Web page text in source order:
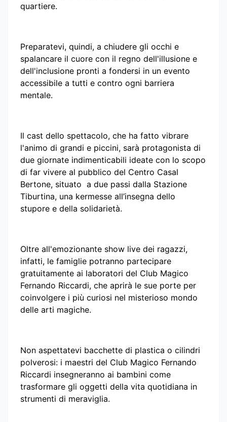
quartiere.
Preparatevi, quindi, a chiudere gli occhi e
spalancare il cuore con il regno dell'illusione e
dell'inclusione pronti a fondersi in un evento
accessibile a tutti e contro ogni barriera
mentale.
Il cast dello spettacolo, che ha fatto vibrare
l'animo di grandi e piccini, sarà protagonista di
due giornate indimenticabili ideate con lo scopo
di far vivere al pubblico del Centro Casal
Bertone, situato a due passi dalla Stazione
Tiburtina, una kermesse all’insegna dello
stupore e della solidarietà.
Oltre all'emozionante show live dei ragazzi,
infatti, le famiglie potranno partecipare
gratuitamente ai laboratori del Club Magico
Fernando Riccardi, che aprirà le sue porte per
coinvolgere i più curiosi nel misterioso mondo
delle arti magiche.
Non aspettatevi bacchette di plastica o cilindri
polverosi: i maestri del Club Magico Fernando
Riccardi insegneranno ai bambini come
trasformare gli oggetti della vita quotidiana in
strumenti di meraviglia.